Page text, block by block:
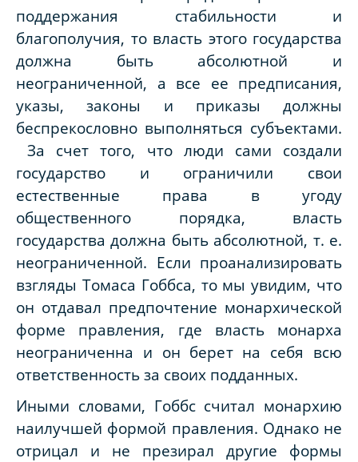
поддержания стабильности и
благополучия, то власть этого государства
должна быть абсолютной и
неограниченной, а все ее предписания,
указы, законы и приказы должны
беспрекословно выполняться субъектами.
За счет того, что люди сами создали
государство и ограничили свои
естественные права в угоду
общественного порядка, власть
государства должна быть абсолютной, т. е.
неограниченной. Если проанализировать
взгляды Томаса Гоббса, то мы увидим, что
он отдавал предпочтение монархической
форме правления, где власть монарха
неограниченна и он берет на себя всю
ответственность за своих подданных.
Иными словами, Гоббс считал монархию
наилучшей формой правления. Однако не
отрицал и не презирал другие формы